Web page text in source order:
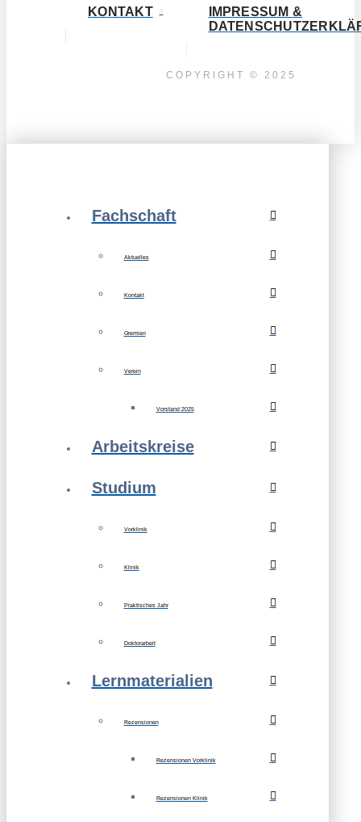
KONTAKT
IMPRESSUM &
COPYRIGHT © 2025
Fachschaft
Aktuelles
Kontakt
Gremien
Verein
Vorstand 2025
Arbeitskreise
Studium
Vorklinik
Klinik
Praktisches Jahr
Doktorarbeit
Lernmaterialien
Rezensionen
Rezensionen Vorklinik
Rezensionen Klinik